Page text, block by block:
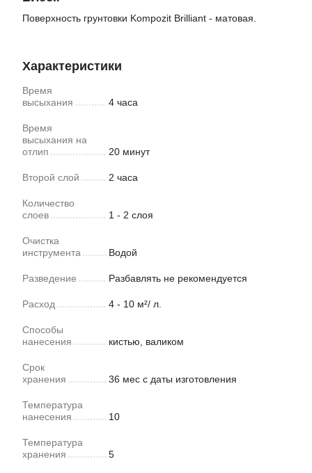
Поверхность грунтовки Kompozit Brilliant - матовая.
Характеристики
Время
высыхания
4 часа
Время
высыхания на
отлип
20 минут
Второй слой 2 часа
Количество
слоев
1 - 2 слоя
Очистка
инструмента
Водой
Разведение Разбавлять не рекомендуется
Расход 4 - 10 м²/ л.
Способы
нанесения
кистью, валиком
Срок
хранения
36 мес с даты изготовления
Температура
нанесения
10
Температура
хранения
5